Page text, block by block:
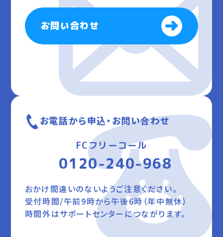
お問い合わせ
お電話から申込・お問い合わせ
FCフリーコール
0120-240-968
おかけ間違いのないようご注意ください。
受付時間/午前9時から午後6時（年中無休）
時間外はサポートセンターにつながります。